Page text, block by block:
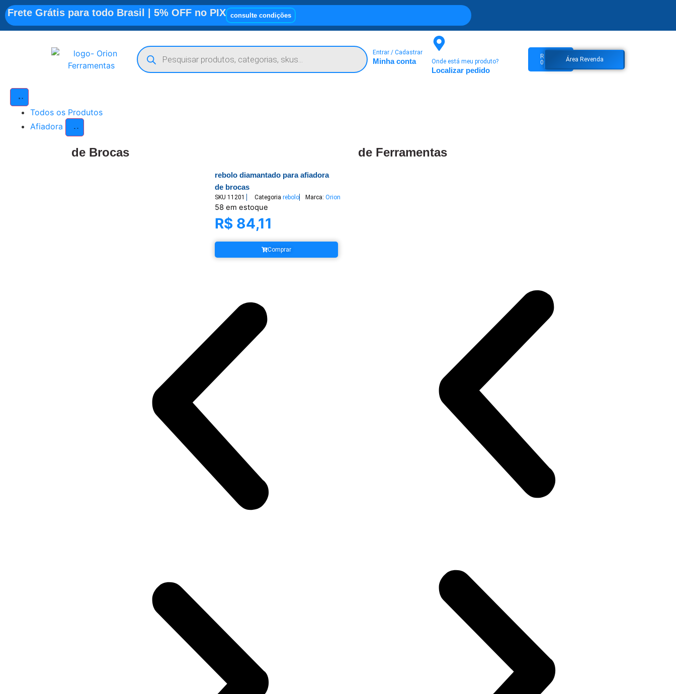
Frete Grátis para todo Brasil | 5% OFF no PIX consulte condições
Entrar / Cadastrar
Minha conta Onde está meu produto?
Localizar pedido
R$
0
Área Revenda
Todos os Produtos
Afiadora
de Brocas
rebolo diamantado para afiadora
de brocas
SKU 11201 Categoria rebolo Marca: Orion
58 em estoque
R$ 84,11
Comprar
de Ferramentas